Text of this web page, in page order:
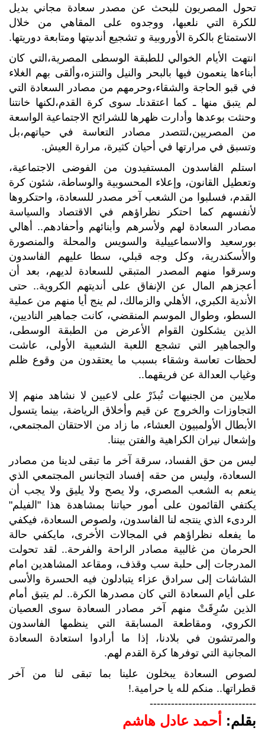
تحول المصريون للبحث عن مصدر سعادة مجاني بديل
للكرة التي نلعبها، ووجدوه على المقاهي من خلال
الاستمتاع بالكرة الأوروبية و تشجيع أندىيتها ومتابعة دوريتها.
انتهت الأيام الخوالي للطبقة الوسطى المصرية،التي كان
أبناءها ينعمون فيها بالبحر والنيل والتنزه،وألقى بهم الغلاء
في قبو الحاجة والشقاء،وحرمهم من مصادر السعادة التي
لم يتبق منها ـ كما اعتقدناـ سوى كرة القدم،لكنها خانتنا
وحنثت بوعدها وأدارت ظهرها للشرائح الاجتماعية الواسعة
من المصريين،لتتصدر مصادر التعاسة في حياتهم،بل
وتسبق في مرارتها في أحيان كثيرة، مرارة العيش.
استلم الفاسدون المستفيدون من الفوضى الاجتماعية،
وتعطيل القانون، وإعلاء المحسوبية والوساطة، شئون كرة
القدم، فسلبوا من الشعب آخر مصدر للسعادة، واحتكروها
لأنفسهم كما احتكر نظراؤهم في الاقتصاد والسياسة
مصادر السعادة لهم ولأسرهم وأبنائهم وأحفادهم.. أهالي
بورسعيد والاسماعييلية والسويس والمحلة والمنصورة
والأسكندرية، وكل وجه قبلي، سطا عليهم الفاسدون
وسرقوا منهم المصدر المتبقي للسعادة لديهم، بعد أن
أعجزهم المال عن الإنفاق على أنديتهم الكروية.. حتى
الأندية الكبري، الأهلي والزمالك، لم ينج أيا منهم من عملية
السطو، وطوال الموسم المنقضي، كانت جماهير الناديين،
الذين يشكلون القوام الأعرض من الطبقة الوسطى،
والجماهير التي تشجع اللعبة الشعبية الأولى، عاشت
لحظات تعاسة وشقاء بسبب ما يعتقدون من وقوع ظلم
وغياب العدالة عن فريقهما..
ملايين من الجنيهات تُبذَرْ على لاعبين لا نشاهد منهم إلا
التجاوزات والخروج عن قيم وأخلاق الرياضة، بينما يتسول
الأبطال الأولمبيون العشاء، ما زاد من الاحتقان المجتمعي،
وإشعال نيران الكراهية والفتن بيننا.
ليس من حق الفساد، سرقة آخر ما تبقى لدينا من مصادر
السعادة، وليس من حقه إفساد التجانس المجتمعي الذي
ينعم به الشعب المصري، ولا يصح ولا يليق ولا يجب أن
يكتفي القائمون على أمور حياتنا بمشاهدة هذا "الفيلم"
الردىء الذي ينتجه لنا الفاسدون، ولصوص السعادة، فيكفي
ما يفعله نظراؤهم في المجالات الأخرى، مايكفي حالة
الحرمان من غالبية مصادر الراحة والفرحة.. لقد تحولت
المدرجات إلى حلبة سب وقذف، ومقاعد المشاهدين امام
الشاشات إلى سرادق عزاء يتبادلون فيه الحسرة والأسى
على أيام السعادة التي كان مصدرها الكرة.. لم يتبق أمام
الذين سُرِقَتْ منهم آخر مصادر السعادة سوى العصيان
الكروي، ومقاطعة المسابقة التي ينظمها الفاسدون
والمرتشون في بلادنا، إذا ما أرادوا استعادة السعادة
المجانية التي توفرها كرة القدم لهم.
لصوص السعادة يبخلون علينا بما تبقى لنا من آخر
قطراتها.. منكم لله يا حرامية.!
------------------------------
بقلم: أحمد عادل هاشم